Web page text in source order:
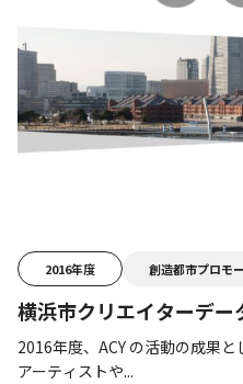
2016年度 創造都市プロモ
横浜市クリエイターデー
2016年度、ACY の活動の成果
アーティストや...